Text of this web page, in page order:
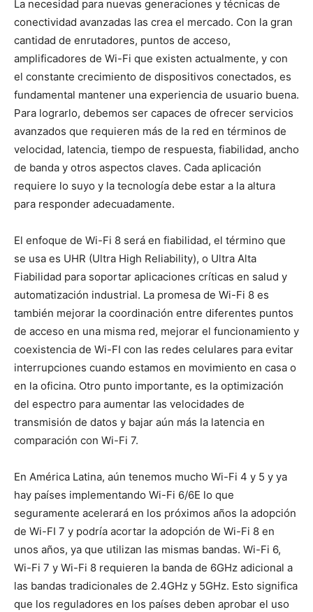
La necesidad para nuevas generaciones y técnicas de
conectividad avanzadas las crea el mercado. Con la gran
cantidad de enrutadores, puntos de acceso,
amplificadores de Wi-Fi que existen actualmente, y con
el constante crecimiento de dispositivos conectados, es
fundamental mantener una experiencia de usuario buena.
Para lograrlo, debemos ser capaces de ofrecer servicios
avanzados que requieren más de la red en términos de
velocidad, latencia, tiempo de respuesta, fiabilidad, ancho
de banda y otros aspectos claves. Cada aplicación
requiere lo suyo y la tecnología debe estar a la altura
para responder adecuadamente.
El enfoque de Wi-Fi 8 será en fiabilidad, el término que
se usa es UHR (Ultra High Reliability), o Ultra Alta
Fiabilidad para soportar aplicaciones críticas en salud y
automatización industrial. La promesa de Wi-Fi 8 es
también mejorar la coordinación entre diferentes puntos
de acceso en una misma red, mejorar el funcionamiento y
coexistencia de Wi-FI con las redes celulares para evitar
interrupciones cuando estamos en movimiento en casa o
en la oficina. Otro punto importante, es la optimización
del espectro para aumentar las velocidades de
transmisión de datos y bajar aún más la latencia en
comparación con Wi-Fi 7.
En América Latina, aún tenemos mucho Wi-Fi 4 y 5 y ya
hay países implementando Wi-Fi 6/6E lo que
seguramente acelerará en los próximos años la adopción
de Wi-FI 7 y podría acortar la adopción de Wi-Fi 8 en
unos años, ya que utilizan las mismas bandas. Wi-Fi 6,
Wi-Fi 7 y Wi-Fi 8 requieren la banda de 6GHz adicional a
las bandas tradicionales de 2.4GHz y 5GHz. Esto significa
que los reguladores en los países deben aprobar el uso